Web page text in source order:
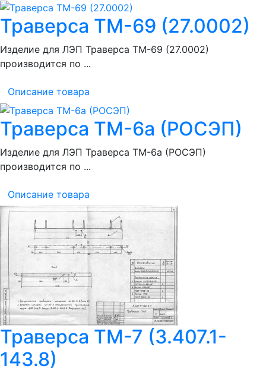
Траверса ТМ-69 (27.0002)
Изделие для ЛЭП Траверса ТМ-69 (27.0002)
производится по ...
Описание товара
Траверса ТМ-6а (РОСЭП)
Изделие для ЛЭП Траверса ТМ-6а (РОСЭП)
производится по ...
Описание товара
Траверса ТМ-7 (3.407.1-
143.8)